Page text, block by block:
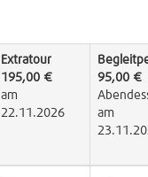
Extratour
195,00 €
am
22.11.2026
95,00 €
am